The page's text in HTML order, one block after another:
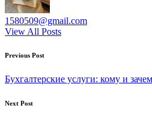
1580509@gmail.com
View All Posts
Post
navigation
Previous Post
Бухгалтерские услуги: кому и
Next Post